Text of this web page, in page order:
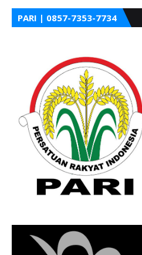
PARI | 0857-7353-7734